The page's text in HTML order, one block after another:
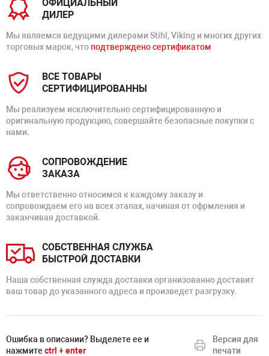
ОФИЦИАЛЬНЫЙ
ДИЛЕР
Мы являемся ведущими дилерами Stihl, Viking и многих других
торговых марок, что подтверждено сертификатом
ВСЕ ТОВАРЫ
СЕРТИФИЦИРОВАННЫ
Мы реализуем исключительно сертифицированную и
оригинальную продукцию, совершайте безопасные покупки с
нами.
СОПРОВОЖДЕНИЕ
ЗАКАЗА
Мы ответственно относимся к каждому заказу и
сопровождаем его на всех этапах, начиная от офрмления и
заканчивая доставкой.
СОБСТВЕННАЯ СЛУЖБА
БЫСТРОЙ ДОСТАВКИ
Наша собственная служда доставки организованно доставит
ваш товар до указанного адреса и произведет разгрузку.
Ошибка в описании? Выделете ее и
нажмите ctrl +enter
Версия для
печати